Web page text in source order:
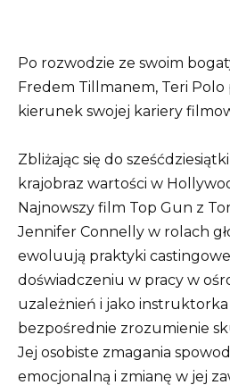
Po rozwodzie ze swoim
Fredem Tillmanem, Teri Polo
kierunek swojej kariery
Zbliżając się do
krajobraz wartości w
Najnowszy film Top Gun z
Jennifer Connelly w rolach
ewoluują praktyki
doświadczeniu w pracy w
uzależnień i jako
bezpośrednie zrozumienie
Jej osobiste zmagania
emocjonalną i zmianę w jej